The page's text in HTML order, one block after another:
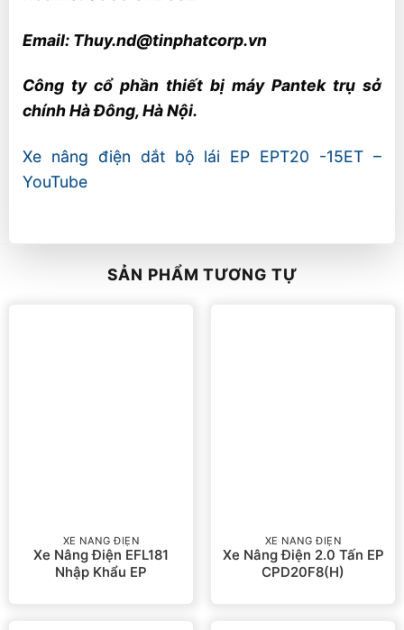
Email: Thuy.nd@tinphatcorp.vn
Công ty cổ phần thiết bị máy Pantek trụ sở
chính Hà Đông, Hà Nội.
Xe nâng điện dắt bộ lái EP EPT20 -15ET –
YouTube
SẢN PHẨM TƯƠNG TỰ
XE NÂNG ĐIỆN
Xe Nâng Điện EFL181
Nhập Khẩu EP
XE NÂNG ĐIỆN
Xe Nâng Điện 2.0 Tấn EP
CPD20F8(H)